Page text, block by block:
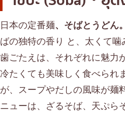
日本の定番麺、そばとうどん。
ばの独特の香り と、太くて
歯ごたえは、それぞれに魅力
冷たくても美味しく食べられ
が、スープやだしの風味が麺
ニューは、ざるそば、天ぷら